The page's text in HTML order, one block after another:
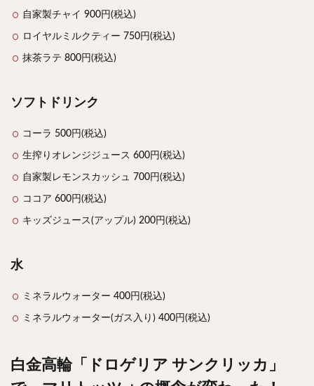
自家製チャイ 900円(税込)
ロイヤルミルクティー 750円(税込)
抹茶ラテ 800円(税込)
ソフトドリンク
コーラ 500円(税込)
生搾りオレンジジュース 600円(税込)
自家製レモンスカッシュ 700円(税込)
ココア 600円(税込)
キッズジュース(アップル) 200円(税込)
水
ミネラルウォーター 400円(税込)
ミネラルウォーター(ガス入り) 400円(税込)
白金高輪「ドロゲリア サンクリッカ」